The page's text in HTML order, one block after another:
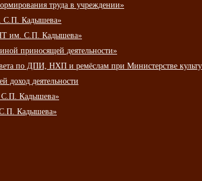
труда в учреждении»
С.П. Кадышева»
им. С.П. Кадышева»
приносящей деятельности»
по ДПИ, НХП и ремёслам при Министерстве
доход деятельности
С.П. Кадышева»
Кадышева»